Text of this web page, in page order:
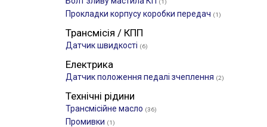
(1)
Прокладки корпусу коробки передач (1)
Трансмісія / КПП
Датчик швидкості (6)
Електрика
Датчик положення педалі зчеплення (2)
Технічні рідини
Трансмісійне масло (36)
Промивки (1)